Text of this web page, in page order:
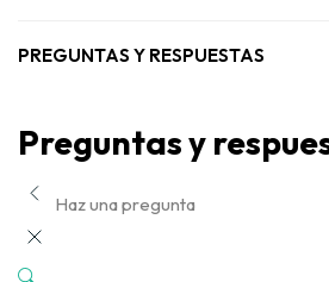
PREGUNTAS Y RESPUESTAS
Preguntas y
Haz una pregunta